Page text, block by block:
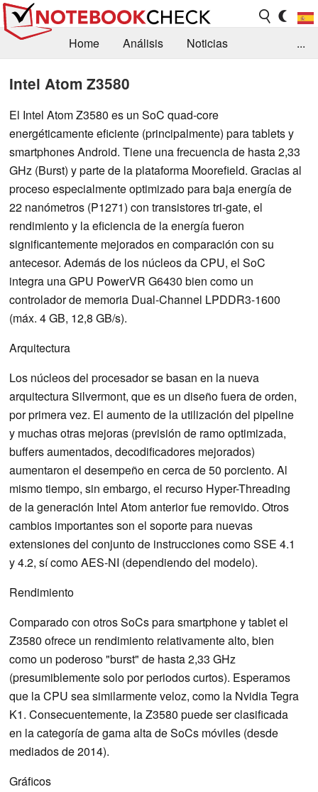
Home Análisis
Noticias
Contacto
...
Intel Atom Z3580
El Intel Atom Z3580 es un SoC quad-core
energéticamente eficiente (principalmente) para tablets y
smartphones Android. Tiene una frecuencia de hasta 2,33
GHz (Burst) y parte de la plataforma Moorefield. Gracias al
proceso especialmente optimizado para baja energía de
22 nanómetros (P1271) con transistores tri-gate, el
rendimiento y la eficiencia de la energía fueron
significantemente mejorados en comparación con su
antecesor. Además de los núcleos da CPU, el SoC
integra una GPU PowerVR G6430 bien como un
controlador de memoria Dual-Channel LPDDR3-1600
(máx. 4 GB, 12,8 GB/s).
Arquitectura
Los núcleos del procesador se basan en la nueva
arquitectura Silvermont, que es un diseño fuera de orden,
por primera vez. El aumento de la utilización del pipeline
y muchas otras mejoras (previsión de ramo optimizada,
buffers aumentados, decodificadores mejorados)
aumentaron el desempeño en cerca de 50 porciento. Al
mismo tiempo, sin embargo, el recurso Hyper-Threading
de la generación Intel Atom anterior fue removido. Otros
cambios importantes son el soporte para nuevas
extensiones del conjunto de instrucciones como SSE 4.1
y 4.2, sí como AES-NI (dependiendo del modelo).
Rendimiento
Comparado con otros SoCs para smartphone y tablet el
Z3580 ofrece un rendimiento relativamente alto, bien
como un poderoso "burst" de hasta 2,33 GHz
(presumiblemente solo por periodos curtos). Esperamos
que la CPU sea similarmente veloz, como la Nvidia Tegra
K1. Consecuentemente, la Z3580 puede ser clasificada
en la categoría de gama alta de SoCs móviles (desde
mediados de 2014).
Gráficos